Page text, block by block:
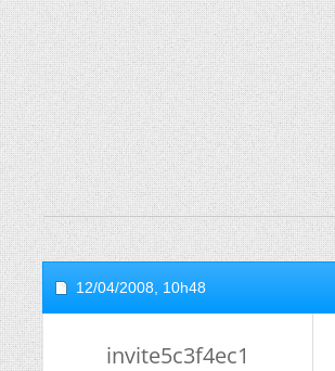
12/04/2008, 10h48
invite5c3f4ec1